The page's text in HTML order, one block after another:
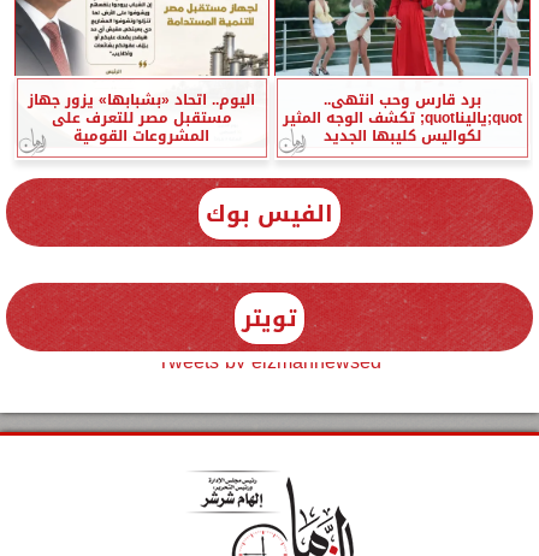
برد قارس وحب انتهى..
quot;ياليناquot; تكشف الوجه المثير
لكواليس كليبها الجديد
اليوم.. اتحاد «بشبابها» يزور جهاز
مستقبل مصر للتعرف على
المشروعات القومية
الفيس بوك
تويتر
Tweets by elzmannewseg